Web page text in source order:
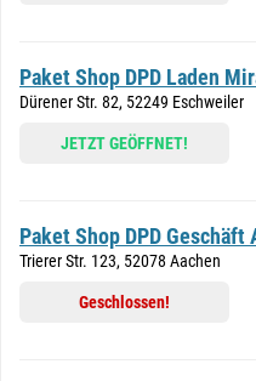
Paket Shop DPD Laden
Dürener Str. 82, 52249 Eschweiler
JETZT GEÖFFNET!
Paket Shop DPD
Trierer Str. 123, 52078 Aachen
Geschlossen!